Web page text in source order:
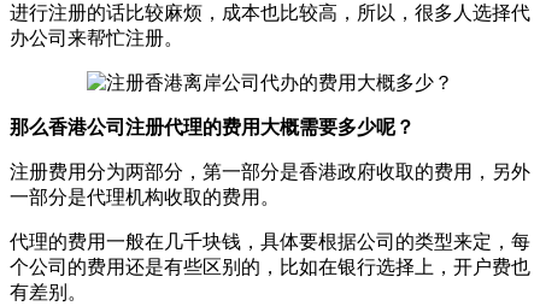
进行注册的话比较麻烦，成本也比较高，所以，很多人选择代
办公司来帮忙注册。
那么香港公司注册代理的费用大概需要多少呢？
注册费用分为两部分，第一部分是香港政府收取的费用，另外
一部分是代理机构收取的费用。
代理的费用一般在几千块钱，具体要根据公司的类型来定，每
个公司的费用还是有些区别的，比如在银行选择上，开户费也
有差别。